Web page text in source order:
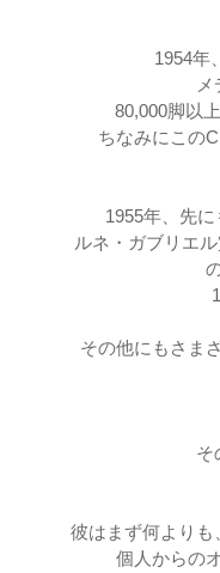
1954年
80,000脚以
ちなみにこの
1955年、先
ルネ・ガブリエ
その他にもさま
そ
彼はまず何より
個人からの